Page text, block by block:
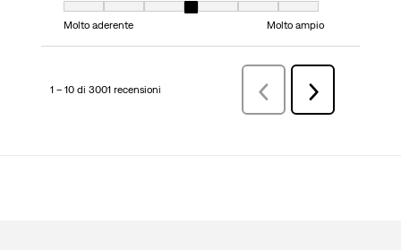
Taglio, 4 su 7, dove 1 è uguale a Molto aderente e 7 è uguale a Molto
Molto aderente
Molto ampio
1 – 10 di 3001 recensioni Precedenterecensioni
Successiva
recensioni